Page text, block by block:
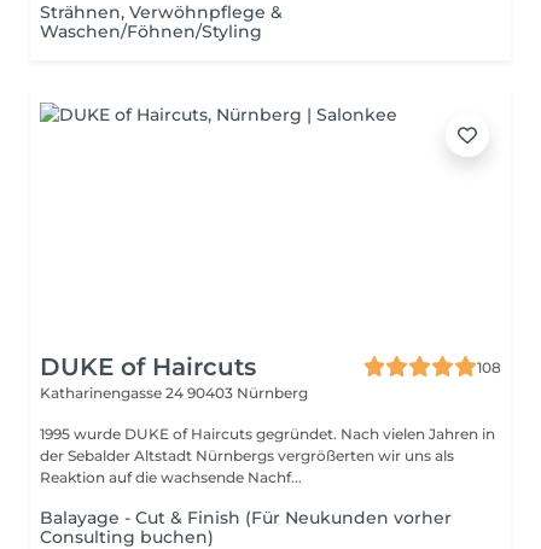
Strähnen, Verwöhnpflege &
Waschen/Föhnen/Styling
DUKE of Haircuts
108
Katharinengasse 24 90403 Nürnberg
1995 wurde DUKE of Haircuts gegründet. Nach vielen Jahren in
der Sebalder Altstadt Nürnbergs vergrößerten wir uns als
Reaktion auf die wachsende Nachf...
Balayage - Cut & Finish (Für Neukunden vorher
Consulting buchen)